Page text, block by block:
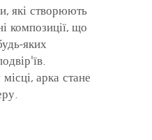
які створюють
композиції, що
яких
арка стане